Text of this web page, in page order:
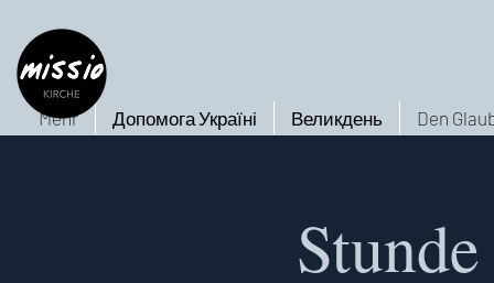
Den
Великдень
Допомога Україні
Mehr